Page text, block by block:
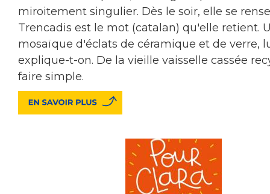
miroitement singulier. Dès le soir, elle se
Trencadis est le mot (catalan) qu'elle retient.
mosaïque d'éclats de céramique et de verre,
explique-t-on. De la vieille vaisselle cassée
faire simple.